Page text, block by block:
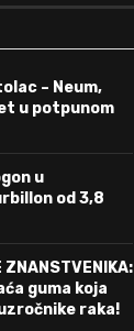
– Neum,
u potpunom
u
od 3,8
ZNANSTVENIKA:
guma koja
raka!